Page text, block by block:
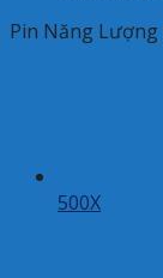
Pin Năng
500X